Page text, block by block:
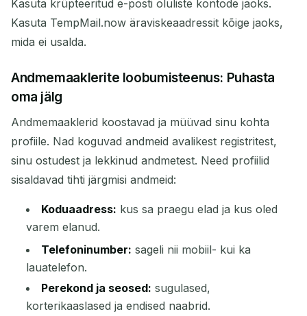
Kasuta krüpteeritud e-posti oluliste kontode jaoks.
Kasuta TempMail.now äraviskeaadressit kõige jaoks,
mida ei usalda.
Andmemaaklerite loobumisteenus: Puhasta
oma jälg
Andmemaaklerid koostavad ja müüvad sinu kohta
profiile. Nad koguvad andmeid avalikest registritest,
sinu ostudest ja lekkinud andmetest. Need profiilid
sisaldavad tihti järgmisi andmeid:
Koduaadress: kus sa praegu elad ja kus oled
varem elanud.
Telefoninumber: sageli nii mobiil- kui ka
lauatelefon.
Perekond ja seosed: sugulased,
korterikaaslased ja endised naabrid.